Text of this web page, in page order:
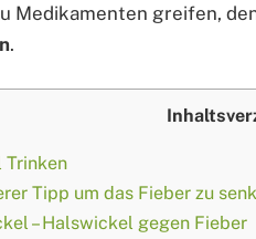
Medikamenten greifen,
.
Trinken
Tipp um das Fieber zu
– Halswickel gegen Fieber